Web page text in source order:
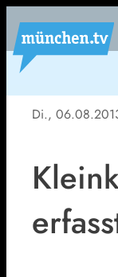
Di.,